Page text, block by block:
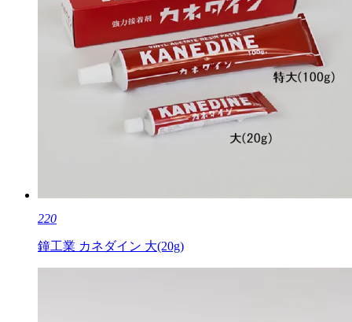
220
鐘工業 カネダイン 大(20g)